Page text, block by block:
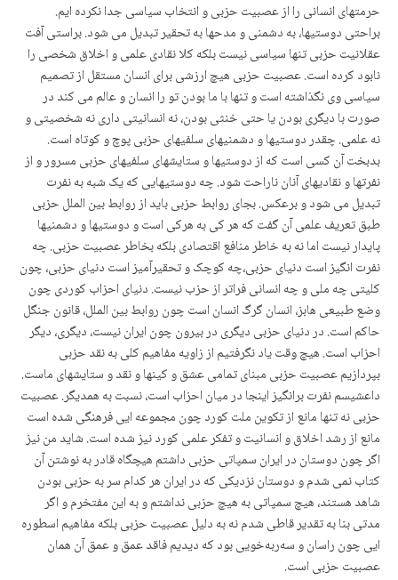
حرمتهای انسانی را از عصبیت حزبی و انتخاب سیاسی جدا نکرده ایم.
براحتی دوستیها، به دشمنی و مدحها به تحقیر تبدیل می شود. براستی آفت
عقلانیت حزبی تنها سیاسی نیست بلکه کلا نقادی علمی و اخلاق شخصی را
نابود کرده است. عصبیت حزبی هیچ ارزشی برای انسان مستقل از تصمیم
سیاسی وی نگذاشته است و تنها با ما بودن تو را انسان و عالم می کند در
صورت با دیگری بودن یا حتی خنثی بودن، نه انسانیتی داری نه شخصیتی و
نه علمی. چقدر دوستیها و دشمنیهای سلفیهای حزبی پوچ و کوتاه است.
بدبخت آن کسی است که از دوستیها و ستایشهای سلفیهای حزبی مسرور و از
نفرتها و نقادیهای آنان ناراحت شود. چه دوستیهایی که یک شبه به نفرت
تبدیل می شود و برعکس. بجای روابط حزبی باید از روابط بین الملل حزبی
طبق تعریف علمی آن گفت که هر کی به هرکی است و دوستیها و دشمنیها
پایدار نیست اما نه به خاطر منافع اقتصادی بلکه بخاطر عصبیت حزبی. چه
نفرت انگیز است دنیای حزبی،چه کوچک و تحقیرآمیز است دنیای حزبی، چون
کلیتی چه ملی و چه انسانی فراتر از حزب نیست. دنیای احزاب کوردی چون
وضع طبیعی هابز، انسان گرگ انسان است چون روابط بین الملل، قانون جنگل
حاکم است. در دنیای حزبی دیگری در بیرون چون ایران نیست، دیگری، دیگر
احزاب است. هیچ وقت یاد نگرفتیم از زاویه مفاهیم کلی به نقد حزبی
بپردازیم عصبیت حزبی مبنای تمامی عشق و کینها و نقد و ستایشهای ماست.
داعشیسم نفرت برانگیز اینجا در میان احزاب است، نسبت به همدیگر. عصبیت
حزبی نه تنها مانع از تکوین ملت کورد چون مجموعه ایی فرهنگی شده است
مانع از رشد اخلاق و انسانیت و تفکر علمی کورد نیز شده است. شاید من نیز
اگر چون دوستان در ایران سمپاتی حزبی داشتم هیچگاه قادر به نوشتن آن
کتاب نمی شدم و دوستان نزدیکی که در ایران هر کدام سر به حزبی بودن
شاهد هستند، هیچ سمپاتی به هیچ حزبی نداشتم و به این مفتخرم و اگر
مدتی بنا به تقدیر قاطی شدم نه به دلیل عصبیت حزبی بلکه مفاهیم اسطوره
ایی چون راسان و سەربەخویی بود که دیدیم فاقد عمق و عمق آن همان
عصبیت حزبی است.